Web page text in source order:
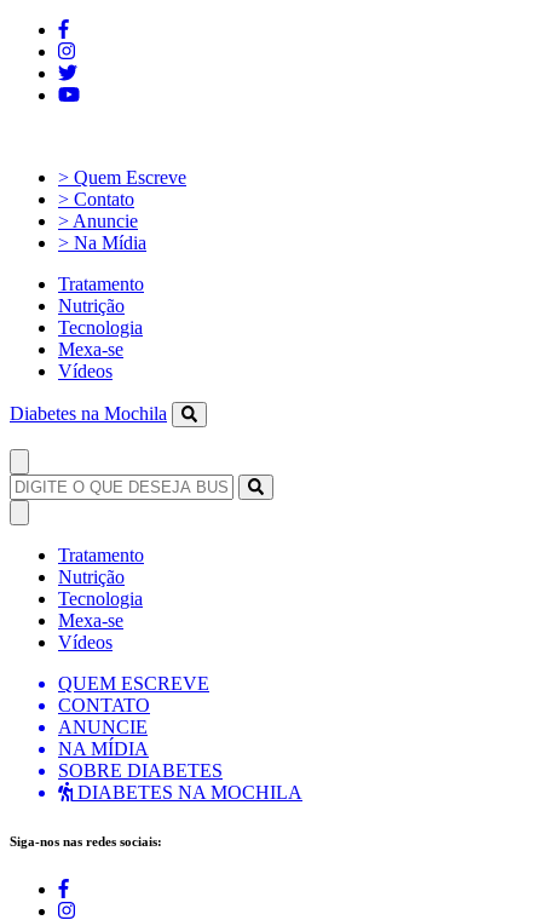
> Quem Escreve
> Contato
> Anuncie
> Na Mídia
Tratamento
Nutrição
Tecnologia
Mexa-se
Vídeos
Diabetes na Mochila
Tratamento
Nutrição
Tecnologia
Mexa-se
Vídeos
QUEM ESCREVE
CONTATO
ANUNCIE
NA MÍDIA
SOBRE DIABETES
DIABETES NA MOCHILA
Siga-nos nas redes sociais: